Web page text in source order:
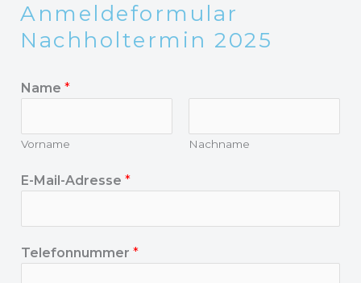
Anmeldeformular
Nachholtermin 2025
Name *
Vorname Nachname
E-Mail-Adresse *
Telefonnummer *